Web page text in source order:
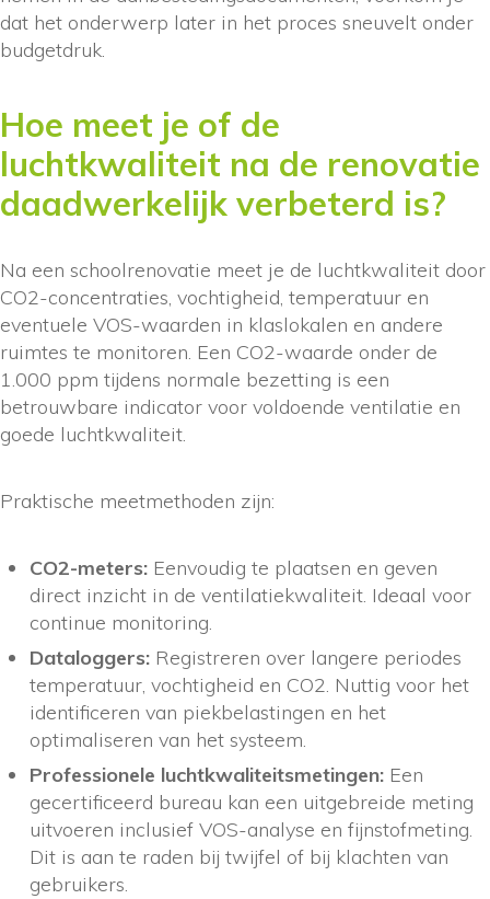
dat het onderwerp later in het proces sneuvelt onder
budgetdruk.
Hoe meet je of de
luchtkwaliteit na de renovatie
daadwerkelijk verbeterd is?
Na een schoolrenovatie meet je de luchtkwaliteit door
CO2-concentraties, vochtigheid, temperatuur en
eventuele VOS-waarden in klaslokalen en andere
ruimtes te monitoren. Een CO2-waarde onder de
1.000 ppm tijdens normale bezetting is een
betrouwbare indicator voor voldoende ventilatie en
goede luchtkwaliteit.
Praktische meetmethoden zijn:
CO2-meters: Eenvoudig te plaatsen en geven
direct inzicht in de ventilatiekwaliteit. Ideaal voor
continue monitoring.
Dataloggers: Registreren over langere periodes
temperatuur, vochtigheid en CO2. Nuttig voor het
identificeren van piekbelastingen en het
optimaliseren van het systeem.
Professionele luchtkwaliteitsmetingen: Een
gecertificeerd bureau kan een uitgebreide meting
uitvoeren inclusief VOS-analyse en fijnstofmeting.
Dit is aan te raden bij twijfel of bij klachten van
gebruikers.